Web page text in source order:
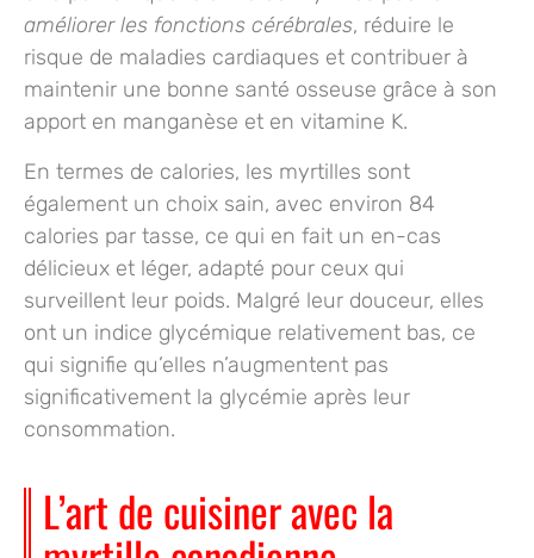
améliorer les fonctions cérébrales, réduire le
risque de maladies cardiaques et contribuer à
maintenir une bonne santé osseuse grâce à son
apport en manganèse et en vitamine K.
En termes de calories, les myrtilles sont
également un choix sain, avec environ 84
calories par tasse, ce qui en fait un en-cas
délicieux et léger, adapté pour ceux qui
surveillent leur poids. Malgré leur douceur, elles
ont un indice glycémique relativement bas, ce
qui signifie qu’elles n’augmentent pas
significativement la glycémie après leur
consommation.
L’art de cuisiner avec la